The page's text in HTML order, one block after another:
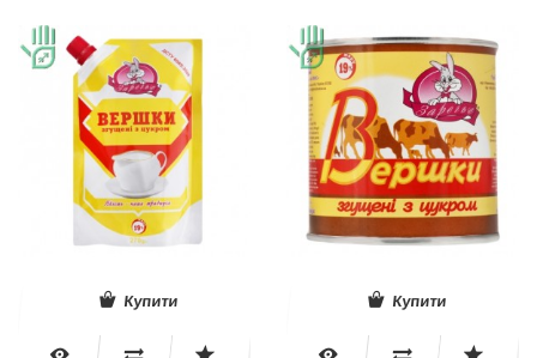
Купити Купити